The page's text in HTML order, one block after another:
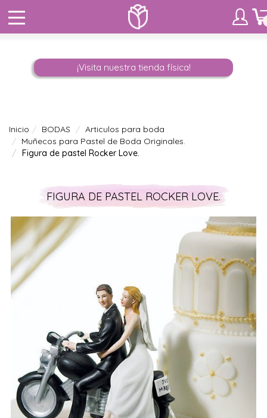
¡Visita nuestra tienda física!
Inicio BODAS
Articulos para boda
Muñecos para Pastel de Boda Originales.
Figura de pastel Rocker Love.
FIGURA DE PASTEL ROCKER LOVE.